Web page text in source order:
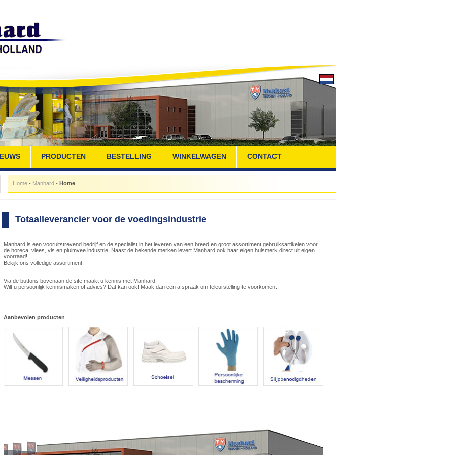
PRODUCTEN BESTELLING WINKELWAGEN CONTACT
Home - Manhard - Home
Totaalleverancier voor de voedingsindustrie
Manhard is een vooruitstrevend bedrijf en de specialist in het leveren van een breed en groot assortiment gebruiksartikelen voor
de horeca, vlees, vis en pluimvee industrie. Naast de bekende merken levert Manhard ook haar eigen huismerk direct uit eigen
voorraad!
Bekijk ons volledige assortiment.
Via de buttons bovenaan de site maakt u kennis met Manhard.
Wilt u persoonlijk kennismaken of advies? Dat kan ook! Maak dan een afspraak om teleurstelling te voorkomen.
Aanbevolen producten